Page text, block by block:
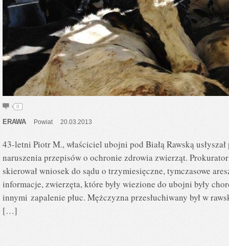
0
ERAWA Powiat 20.03.2013
43-letni Piotr M., właściciel ubojni pod Białą Rawską
naruszenia przepisów o ochronie zdrowia zwierząt.
skierował wniosek do sądu o trzymiesięczne, tymczasowe
informacje, zwierzęta, które były wiezione do ubojni były
innymi zapalenie płuc. Mężczyzna przesłuchiwany był w
[…]